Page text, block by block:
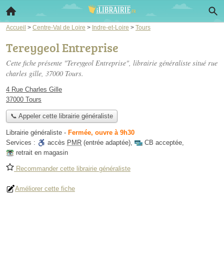
Accueil > Centre-Val de Loire > Indre-et-Loire > Tours
Tereygeol Entreprise
Cette fiche présente "Tereygeol Entreprise", librairie généraliste situé rue
charles gille, 37000 Tours.
4 Rue Charles Gille
37000 Tours
📞 Appeler cette librairie généraliste
Librairie généraliste - Fermée, ouvre à 9h30
Services :
accès PMR (entrée adaptée), CB acceptée,
retrait en magasin
Recommander cette librairie généraliste
Améliorer cette fiche